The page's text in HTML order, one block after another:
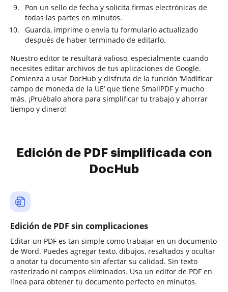
Pon un sello de fecha y solicita firmas electrónicas de
todas las partes en minutos.
Guarda, imprime o envía tu formulario actualizado
después de haber terminado de editarlo.
Nuestro editor te resultará valioso, especialmente cuando
necesites editar archivos de tus aplicaciones de Google.
Comienza a usar DocHub y disfruta de la función ‘Modificar
campo de moneda de la UE’ que tiene SmallPDF y mucho
más. ¡Pruébalo ahora para simplificar tu trabajo y ahorrar
tiempo y dinero!
Edición de PDF simplificada con
DocHub
Edición de PDF sin complicaciones
Editar un PDF es tan simple como trabajar en un documento
de Word. Puedes agregar texto, dibujos, resaltados y ocultar
o anotar tu documento sin afectar su calidad. Sin texto
rasterizado ni campos eliminados. Usa un editor de PDF en
línea para obtener tu documento perfecto en minutos.